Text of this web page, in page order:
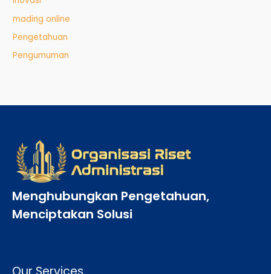
mading online
Pengetahuan
Pengumuman
Menghubungkan Pengetahuan,
Menciptakan Solusi